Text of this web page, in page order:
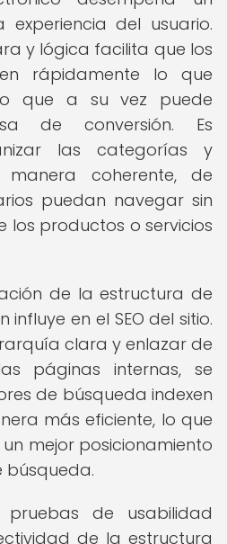
del usuario.
y lógica facilita que los
rápidamente lo que
que a su vez puede
de conversión. Es
las categorías y
coherente, de
puedan navegar sin
los productos o servicios
de la estructura de
en el SEO del sitio.
clara y enlazar de
páginas internas, se
de búsqueda indexen
más eficiente, lo que
mejor posicionamiento
búsqueda.
pruebas de usabilidad
de la estructura